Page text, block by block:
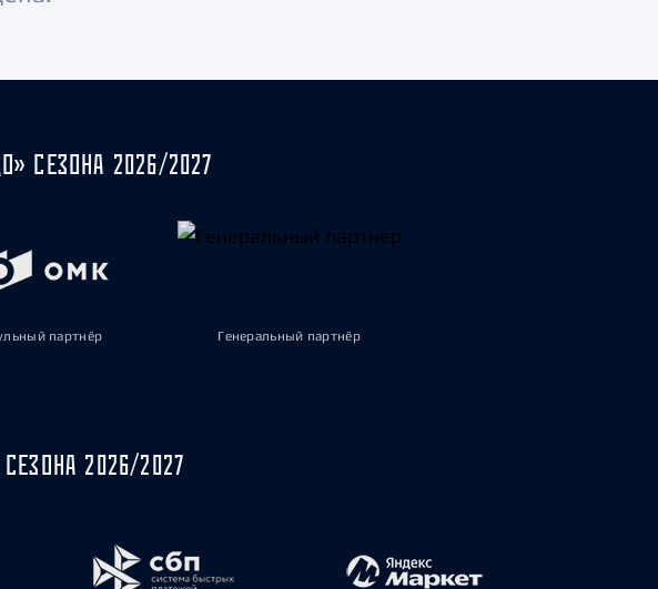
СЕЗОНА 2026/2027
партнёр Генеральный партнёр
2026/2027